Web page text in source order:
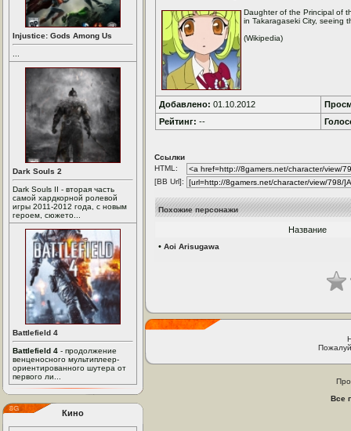
Injustice: Gods Among Us
Dark Souls 2
Dark Souls II - вторая часть
самой хардкорной ролевой
игры 2011-2012 года, с новым
героем, сюжето...
Battlefield 4
Battlefield 4 - продолжение
венценосного мультиплеер-
ориентированного шутера от
первого ли...
Кино
Daughter of the Principal of
in Takaragaseki City, seeing
(Wikipedia)
Добавлено: 01.10.2012
Рейтинг: --
Ссылки
HTML:
[BB Url]:
Похожие персонажи
Название
• Aoi Arisugawa
Все